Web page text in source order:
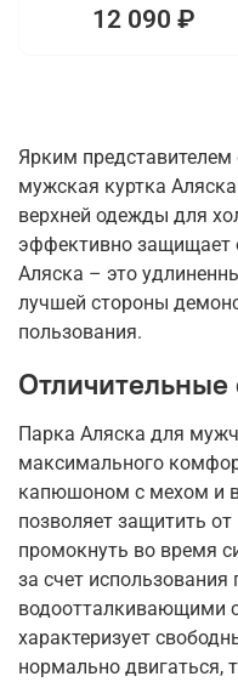
12 090 ₽
Ярким представителем
мужская куртка
верхней одежды для
эффективно защищает
Аляска – это
лучшей стороны
пользования.
Отличительные
Парка Аляска для
максимального
капюшоном с мехом и
позволяет защитить
промокнуть во время
за счет
водоотталкивающими
характеризует
нормально двигаться,